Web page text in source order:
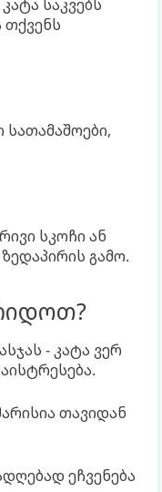
საკვებს
თქვენს
სკოჩი ან
გამო.
- კატა ვერ
თავიდან
ეჩვენება